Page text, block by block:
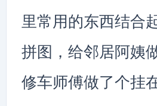
里常用的东西结合
拼图，给邻居阿姨
修车师傅做了个挂